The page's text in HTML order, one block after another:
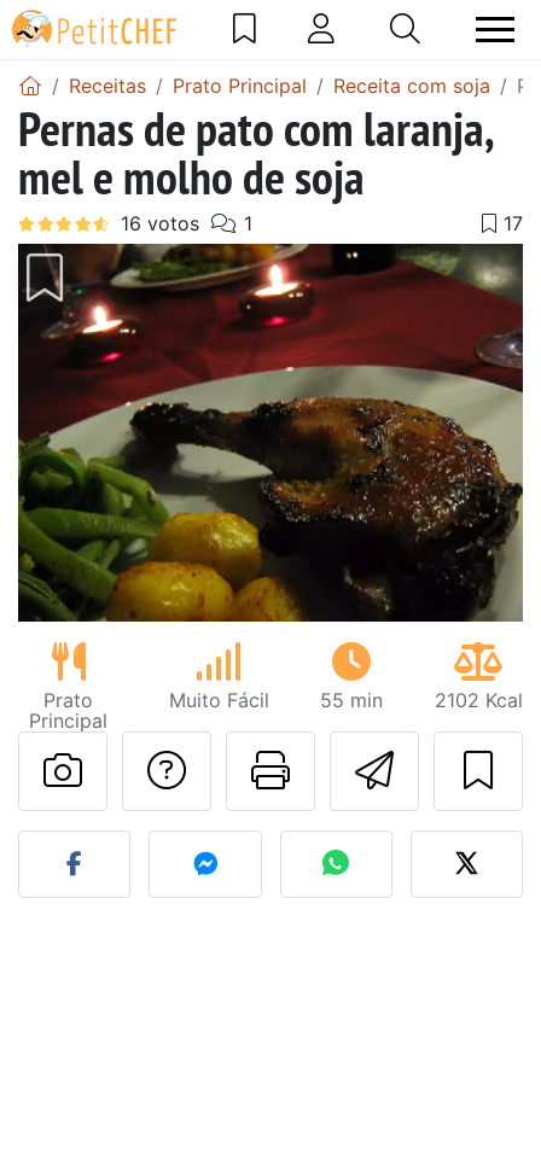
Receitas Prato Principal Receita com soja
Pernas de pato com laranja,
mel e molho de soja
Prato
Principal
Muito Fácil 55 min 2102 Kcal
Imprima
Falar com o autor
Fez esta receita?